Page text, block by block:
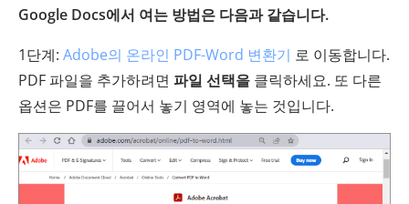
Google Docs에서 여는 방법은 다음과 같습니다.
1단계: Adobe의 온라인 PDF-Word 변환기 로 이동합니다.
PDF 파일을 추가하려면 파일 선택을 클릭하세요. 또 다른
옵션은 PDF를 끌어서 놓기 영역에 놓는 것입니다.